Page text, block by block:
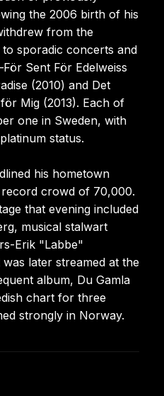
the 2006 birth of his
from the
sporadic concerts and
Sent För Edelweiss
(2010) and Det
Mig (2013). Each of
one in Sweden, with
status.
his hometown
crowd of 70,000.
that evening included
musical stalwart
Erik "Labbe"
later streamed at the
album, Du Gamla
chart for three
strongly in Norway.